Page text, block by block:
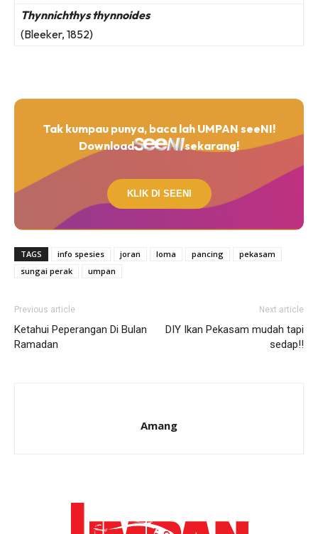
Thynnichthys thynnoides
(Bleeker, 1852)
Tak kumpau punya, baca lah UMPAN seeNI!
Download
sekarang!
KLIK DI SEENI
TAGS info spesies joran loma pancing
pekasam
sungai perak
umpan
Previous article
Ketahui Peperangan Di Bulan
Ramadan
Next article
DIY Ikan Pekasam mudah tapi
sedap!!
Amang